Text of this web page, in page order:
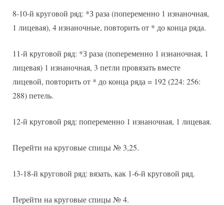
8-10-й круговой ряд: *З раза (попеременно 1 изнаночная,
1 лицевая), 4 изнаночные, повторить от * до конца ряда.
11-й круговой ряд: *З раза (попеременно 1 изнаночная, 1
лицевая) 1 изнаночная, 3 петли провязать вместе
лицевой, повторить от * до конца ряда = 192 (224: 256:
288) петель.
12-й круговой ряд: попеременно 1 изнаночная, 1 лицевая.
Перейти на круговые спицы № 3,25.
13-18-й круговой ряд: вязать, как 1-6-й круговой ряд.
Перейти на круговые спицы № 4.